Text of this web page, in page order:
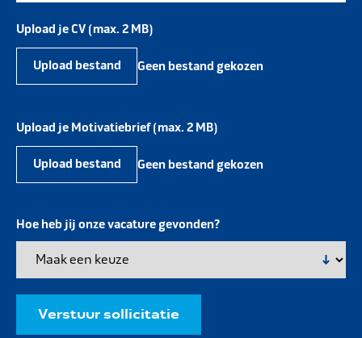
Upload je CV (max. 2 MB)
Upload bestand Geen bestand gekozen
Upload je Motivatiebrief (max. 2 MB)
Upload bestand Geen bestand gekozen
Hoe heb jij onze vacature gevonden?
Verstuur sollicitatie